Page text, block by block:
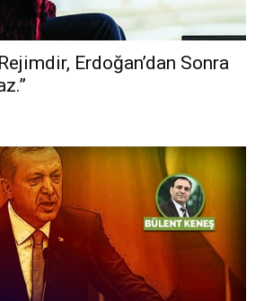
Erdoğan’dan Sonra